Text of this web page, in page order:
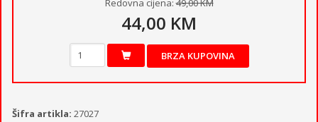
Redovna cijena:49,00 KM
44,00 KM
BRZA KUPOVINA
Šifra artikla: 27027